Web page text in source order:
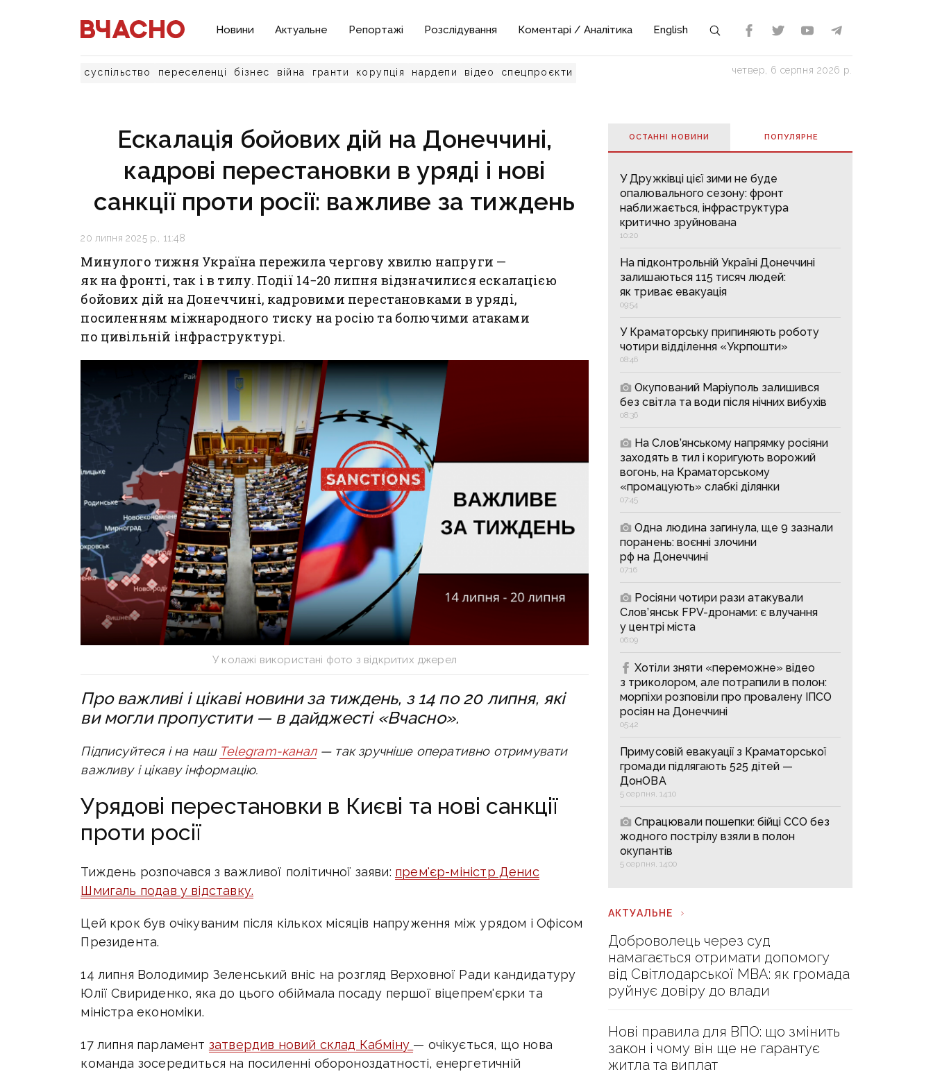
Новини Актуальне Репортажі Розслідування Коментарі / Аналітика English
суспільство переселенці бізнес війна гранти корупція нардепи відео спецпроєкти четвер, 6 серпня 2026 р.
Ескалація бойових дій на Донеччині,
кадрові перестановки в уряді і нові
санкції проти росії: важливе за тиждень
20 липня 2025 р., 11:48
Минулого тижня Україна пережила чергову хвилю напруги —
як на фронті, так і в тилу. Події 14−20 липня відзначилися ескалацією
бойових дій на Донеччині, кадровими перестановками в уряді,
посиленням міжнародного тиску на росію та болючими атаками
по цивільній інфраструктурі.
У колажі використані фото з відкритих джерел
Про важливі і цікаві новини за тиждень, з 14 по 20 липня, які
ви могли пропустити — в дайджесті «Вчасно».
Підписуйтеся і на наш Telegram-канал— так зручніше оперативно отримувати
важливу і цікаву інформацію.
Урядові перестановки в Києві та нові санкції
проти росії
Тиждень розпочався з важливої політичної заяви: прем'єр-міністр Денис
Шмигаль подав у відставку.
Цей крок був очікуваним після кількох місяців напруження між урядом і Офісом
Президента.
14 липня Володимир Зеленський вніс на розгляд Верховної Ради кандидатуру
Юлії Свириденко, яка до цього обіймала посаду першої віцепрем'єрки та
міністра економіки.
17 липня парламент затвердив новий склад Кабміну — очікується, що нова
команда зосередиться на посиленні обороноздатності, енергетичній
ОСТАННІ НОВИНИ ПОПУЛЯРНE
У Дружківці цієї зими не буде
опалювального сезону: фронт
наближається, інфраструктура
критично зруйнована
10:20
На підконтрольній Україні Донеччині
залишаються 115 тисяч людей:
як триває евакуація
09:54
У Краматорську припиняють роботу
чотири відділення «Укрпошти»
08:46
Окупований Маріуполь залишився
без світла та води після нічних вибухів
08:36
На Слов’янському напрямку росіяни
заходять в тил і коригують ворожий
вогонь, на Краматорському
«промацують» слабкі ділянки
07:45
Одна людина загинула, ще 9 зазнали
поранень: воєнні злочини
рф на Донеччині
07:16
Росіяни чотири рази атакували
Слов’янськ FPV-дронами: є влучання
у центрі міста
06:09
Хотіли зняти «переможне» відео
з триколором, але потрапили в полон:
морпіхи розповіли про провалену ІПСО
росіян на Донеччині
05:42
Примусовій евакуації з Краматорської
громади підлягають 525 дітей —
ДонОВА
5 серпня, 14:10
Спрацювали пошепки: бійці ССО без
жодного пострілу взяли в полон
окупантів
5 серпня, 14:00
АКТУАЛЬНЕ
Доброволець через суд
намагається отримати допомогу
від Світлодарської МВА: як громада
руйнує довіру до влади
Нові правила для ВПО: що змінить
закон і чому він ще не гарантує
житла та виплат